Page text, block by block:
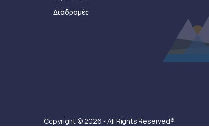
Διαδρομές
Copyright © 2026 - All Rights Reserved®